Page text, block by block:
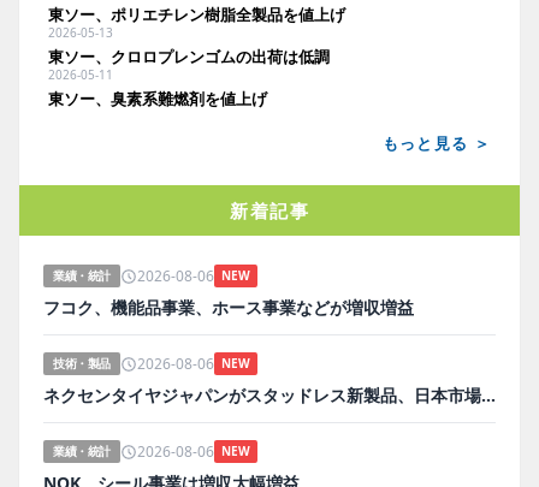
東ソー、ポリエチレン樹脂全製品を値上げ
2026-05-13
東ソー、クロロプレンゴムの出荷は低調
2026-05-11
東ソー、臭素系難燃剤を値上げ
もっと見る ＞
新着記事
業績・統計 2026-08-06 NEW
フコク、機能品事業、ホース事業などが増収増益
技術・製品 2026-08-06 NEW
ネクセンタイヤジャパンがスタッドレス新製品、日本市場にらみ開発
業績・統計 2026-08-06 NEW